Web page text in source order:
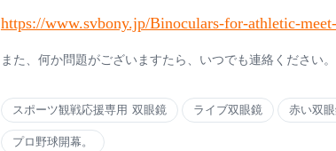
https://www.svbony.jp/Binoculars-for-athletic-
また、何か問題がございますたら、いつでも連絡ください。
スポーツ観戦応援専用 双眼鏡 ライブ双眼鏡
赤い双
プロ野球開幕。